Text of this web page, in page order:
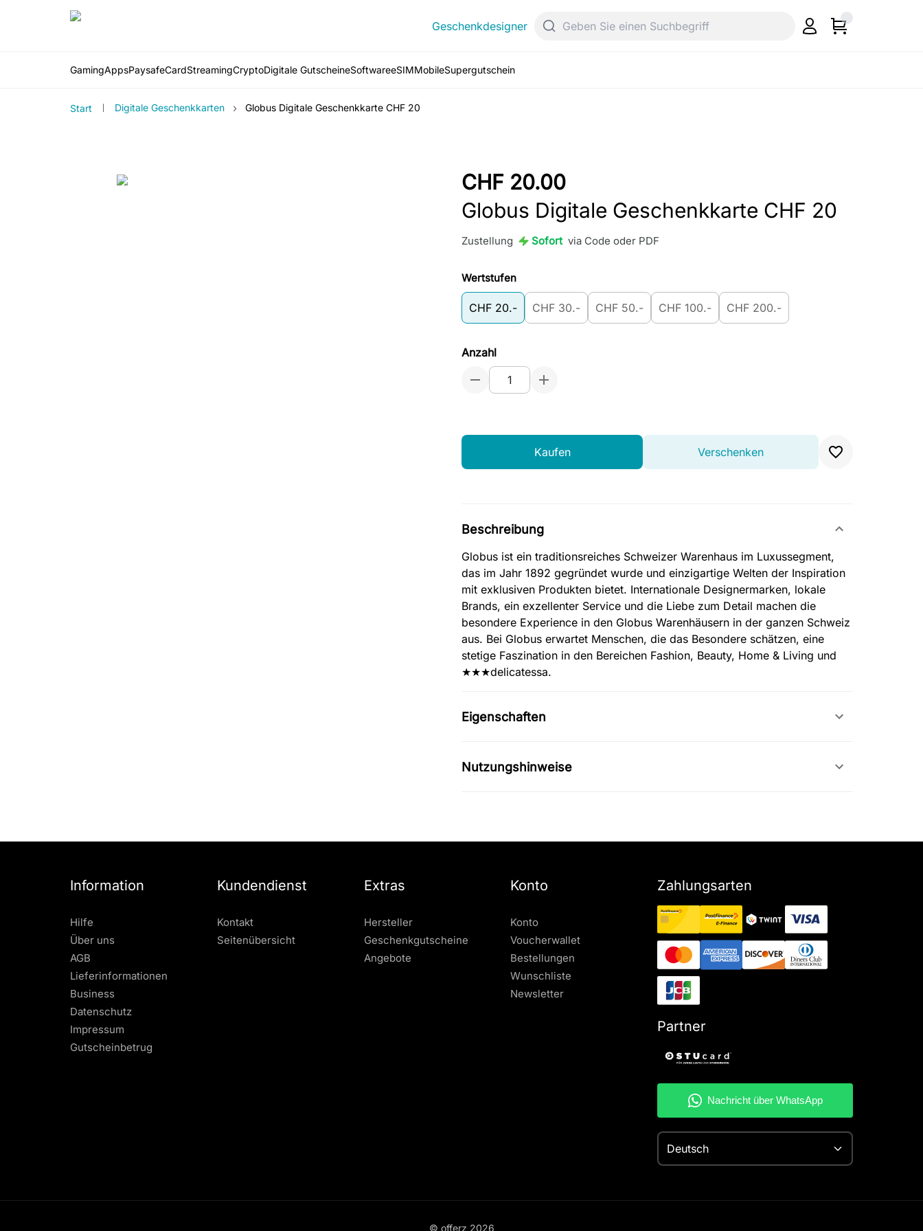
Geschenkdesigner
GamingAppsPaysafeCardStreamingCryptoDigitale GutscheineSoftwareeSIMMobileSupergutschein
Start Digitale Geschenkkarten › Globus Digitale Geschenkkarte CHF 20
CHF 20.00
Globus Digitale Geschenkkarte CHF 20
Zustellung Sofort via Code oder PDF
Wertstufen
CHF 20.- CHF 30.- CHF 50.- CHF 100.- CHF 200.-
Anzahl
Kaufen Verschenken
Beschreibung
Globus ist ein traditionsreiches Schweizer Warenhaus im Luxussegment,
das im Jahr 1892 gegründet wurde und einzigartige Welten der Inspiration
mit exklusiven Produkten bietet. Internationale Designermarken, lokale
Brands, ein exzellenter Service und die Liebe zum Detail machen die
besondere Experience in den Globus Warenhäusern in der ganzen Schweiz
aus. Bei Globus erwartet Menschen, die das Besondere schätzen, eine
stetige Faszination in den Bereichen Fashion, Beauty, Home & Living und
★★★delicatessa.
Eigenschaften
Nutzungshinweise
Information
Hilfe
Über uns
AGB
Lieferinformationen
Business
Datenschutz
Impressum
Gutscheinbetrug
Kundendienst
Kontakt
Seitenübersicht
Extras
Hersteller
Geschenkgutscheine
Angebote
Konto
Konto
Voucherwallet
Bestellungen
Wunschliste
Newsletter
Zahlungsarten
Partner
Deutsch
© offerz 2026